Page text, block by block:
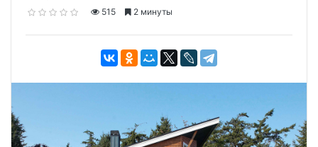
515
2 минуты